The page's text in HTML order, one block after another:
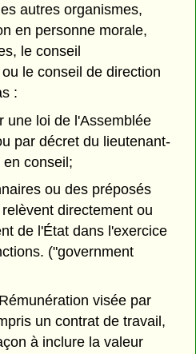
autres organismes,
en personne morale,
le conseil
le conseil de direction
:
une loi de l'Assemblée
par décret du lieutenant-
conseil;
ou des préposés
directement ou
de l'État dans l'exercice
("government
visée par
un contrat de travail,
à inclure la valeur